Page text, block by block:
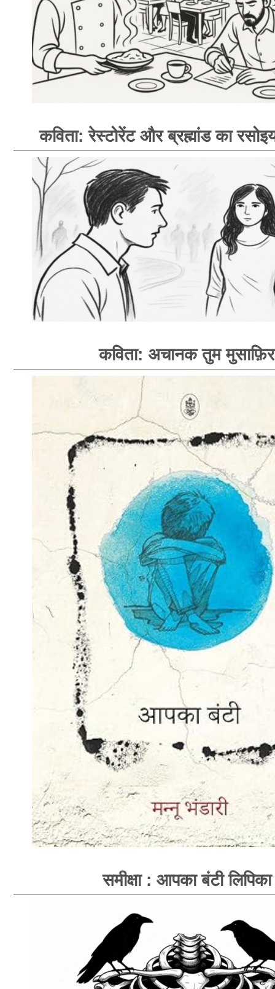
कविता: रेस्टोरेंट और ब्रह्मांड का
कविता: अचानक तुम मुसाफ़िर
समीक्षा : आपका बंटी लिपिका